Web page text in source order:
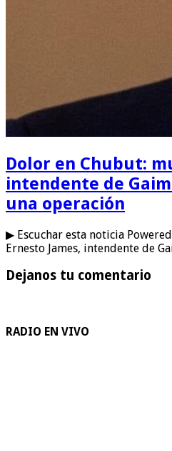
Dolor en Chubut:
intendente de
una operación
▶ Escuchar esta noticia
Ernesto James, intendente de
Dejanos tu comentario
RADIO EN VIVO